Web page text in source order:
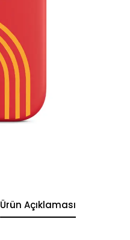
Ürün Açıklaması